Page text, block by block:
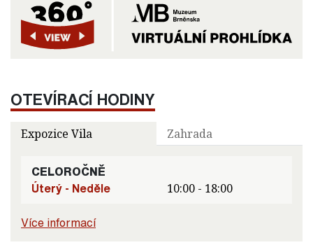
OTEVÍRACÍ HODINY
Expozice Vila Zahrada
CELOROČNĚ
Úterý - Neděle
10:00 - 18:00
Více informací